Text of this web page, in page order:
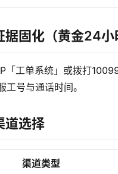
固化（黄金24小
「工单系统」或拨打
工号与通话时间。
道选择
渠道类型